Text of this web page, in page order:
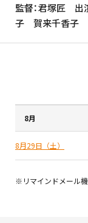
監督：君塚匠
子 賀来千香子
8月
8月29日（土）
※リマインドメール機